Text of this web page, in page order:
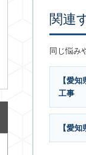
関連
同じ悩み
【愛
工事
【愛